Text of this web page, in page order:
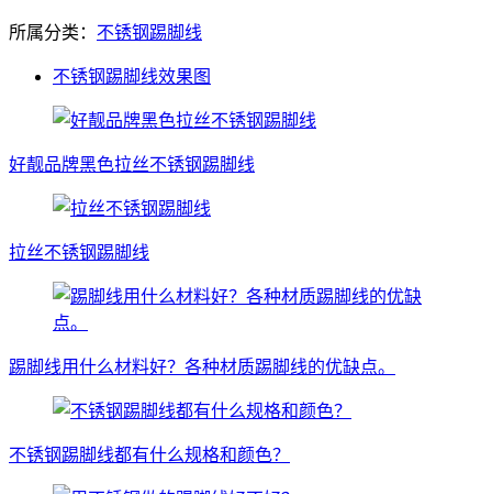
所属分类： 不锈钢踢脚线
不锈钢踢脚线效果图
好靓品牌黑色拉丝不锈钢踢脚线
拉丝不锈钢踢脚线
踢脚线用什么材料好？各种材质踢脚线的优缺点。
不锈钢踢脚线都有什么规格和颜色？